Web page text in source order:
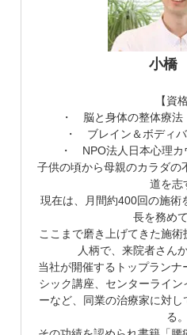
小橋
【資
・ 脳と身体の整体療法
・ ブレイン＆ボディ
・ NPO法人日本心理
子供の頃から母親のカラダの
道を志
現在は、月間約400回の施術
長を務め
ここまで磨き上げてきた施
人柄で、来院者さん
当社が開催するトップラン
シック講座、センターライ
ーなど、同業の治療家に対
る。